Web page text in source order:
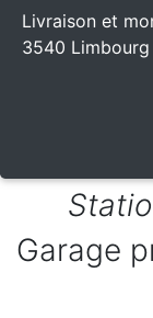
Livraison et
3540 Limbourg
Garage